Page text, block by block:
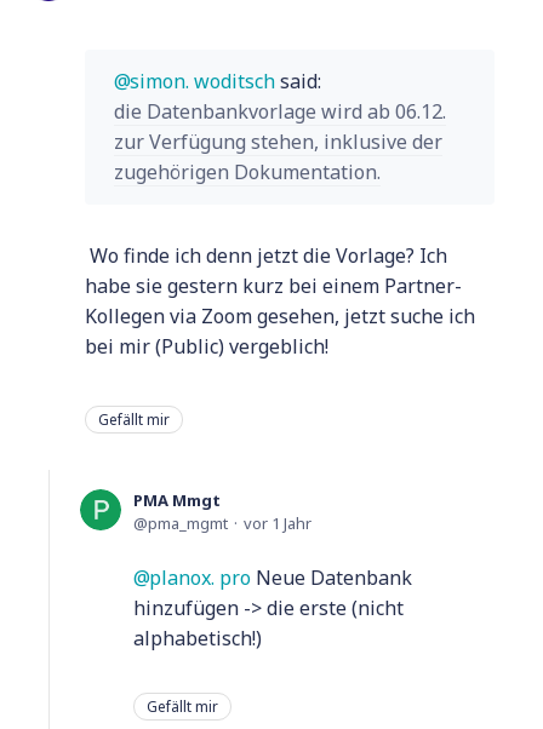
simon. woditschsaid:
die Datenbankvorlage wird ab 06.12.
zur Verfügung stehen, inklusive der
zugehörigen Dokumentation.
Wo finde ich denn jetzt die Vorlage? Ich
habe sie gestern kurz bei einem Partner-
Kollegen via Zoom gesehen, jetzt suche ich
bei mir (Public) vergeblich!
Gefällt mir
PMA Mmgt
pma_mgmt
vor 1 Jahr
planox. pro Neue Datenbank
hinzufügen -> die erste (nicht
alphabetisch!)
Gefällt mir